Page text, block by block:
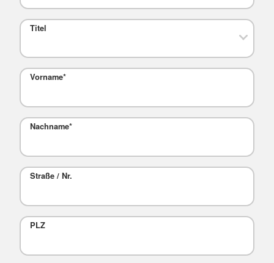
Titel
Vorname*
Nachname*
Straße / Nr.
PLZ